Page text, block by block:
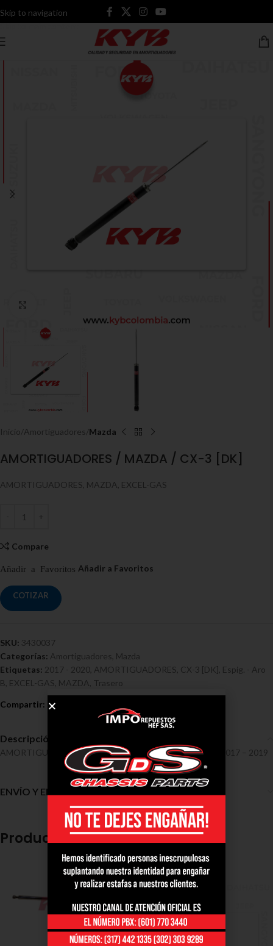
Skip to navigation
Skip to main content
Inicio Amortiguadores Mazda
AMORTIGUADORES / MAZDA / CX-3 [DK]
AMORTIGUADORES, MAZDA, EXCEL-GAS
Compare
COTIZAR
SKU: 3430037
Categorías: Amortiguadores Mazda
Etiquetas: 2017 - 2020 AMORTIGUADORES CX-3 [DK] Espig. - Aro
B EXCEL-GAS MAZDA Trasero
Descripción
AMORTIGUADORES / MAZDA / CX-3 [DK] Ref 3430037, 2017 – 2019
ENVÍO Y ENTREGA
Productos relacionados
SOLD
OUT